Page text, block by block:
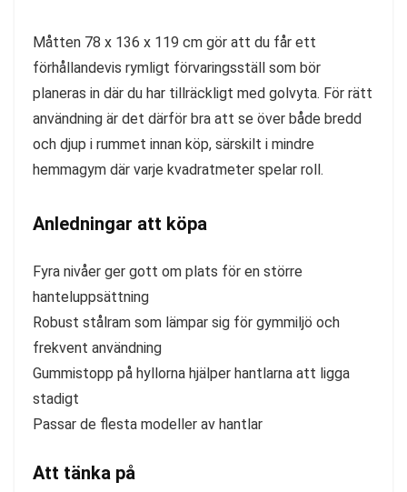
Måtten 78 x 136 x 119 cm gör att du får ett
förhållandevis rymligt förvaringsställ som bör
planeras in där du har tillräckligt med golvyta. För rätt
användning är det därför bra att se över både bredd
och djup i rummet innan köp, särskilt i mindre
hemmagym där varje kvadratmeter spelar roll.
Anledningar att köpa
Fyra nivåer ger gott om plats för en större
hanteluppsättning
Robust stålram som lämpar sig för gymmiljö och
frekvent användning
Gummistopp på hyllorna hjälper hantlarna att ligga
stadigt
Passar de flesta modeller av hantlar
Att tänka på